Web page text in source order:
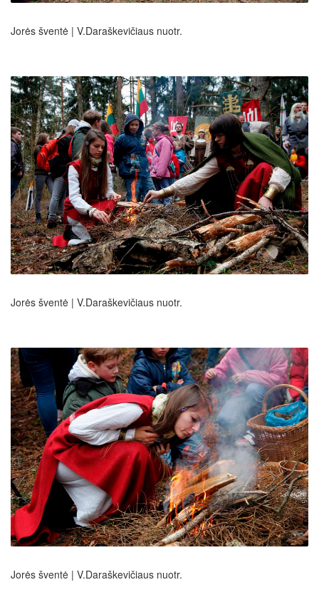
Jorės šventė | V.Daraškevičiaus nuotr.
Jorės šventė | V.Daraškevičiaus nuotr.
Jorės šventė | V.Daraškevičiaus nuotr.